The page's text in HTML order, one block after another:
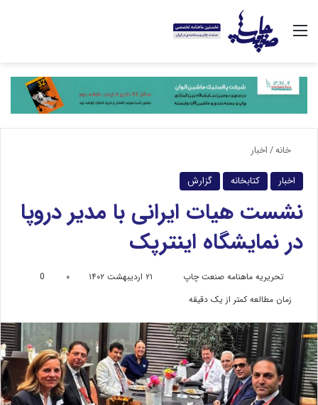
خانه/اخبار
اخبار کتابخانه گزارش
نشست هیات ایرانی با مدیر دروپا
در نمایشگاه اینترپک
تحریریه ماهنامه صنعت چاپ
ا
ل
ب
ه
ا
۲۱ اردیبهشت ۱۴۰۲ ۰
0
زمان مطالعه کمتر از یک دقیقه